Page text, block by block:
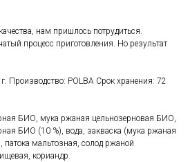
нам пришлось потрудиться.
процесс приготовления. Но результат
Производство: POLBA Срок хранения: 72
БИО, мука ржаная цельнозерновая БИО,
БИО (10 %), вода, закваска (мука ржаная
мальтозная, солод ржаной
кориандр.